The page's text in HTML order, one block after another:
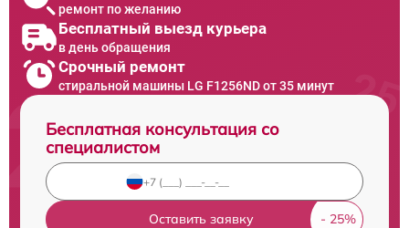
ремонт по желанию
Бесплатный выезд курьера
в день обращения
Срочный ремонт
стиральной машины LG F1256ND от 35 минут
Бесплатная консультация со
специалистом
Оставить заявку